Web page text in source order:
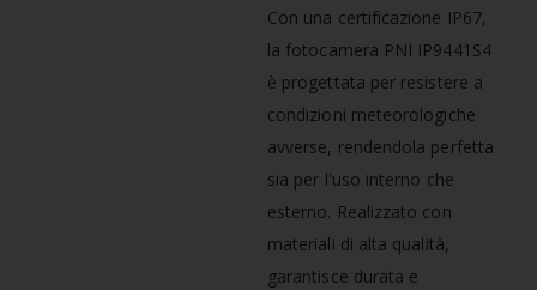
Con una certificazione IP67,
la fotocamera PNI IP9441S4
è progettata per resistere a
condizioni meteorologiche
avverse, rendendola perfetta
sia per l'uso interno che
esterno. Realizzato con
materiali di alta qualità,
garantisce durata e